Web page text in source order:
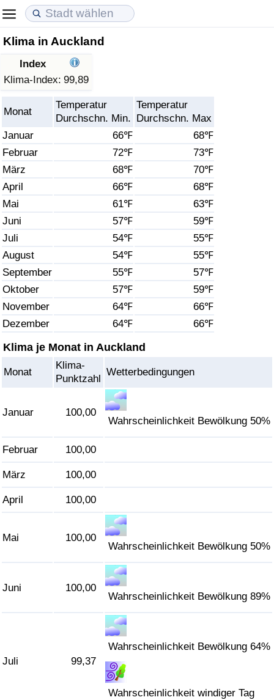
Klima in Auckland
Index
Klima-Index: 99,89
Monat
Temperatur
Durchschn. Min.
Temperatur
Durchschn. Max
Januar
66℉
68℉
Februar
72℉
73℉
März
68℉
70℉
April
66℉
68℉
Mai
61℉
63℉
Juni
57℉
59℉
Juli
54℉
55℉
August
54℉
55℉
September
55℉
57℉
Oktober
57℉
59℉
November
64℉
66℉
Dezember
64℉ 66℉
Klima je Monat in Auckland
Monat
Klima-
Punktzahl
Wetterbedingungen
Januar 100,00
Wahrscheinlichkeit Bewölkung 50%
Februar 100,00
März 100,00
April 100,00
Mai 100,00
Wahrscheinlichkeit Bewölkung 50%
Juni 100,00
Wahrscheinlichkeit Bewölkung 89%
Juli 99,37
Wahrscheinlichkeit Bewölkung 64%
Wahrscheinlichkeit windiger Tag
Lebenshaltungskosten
Lebenshaltungskosten-Index (aktuell)
Lebenshaltungskosten-Index
Lebenshaltungskosten-Index nach Land
in Akaba
Immobilienpreise
Immobilienpreis-Index (aktuell)
Immobilienpreis-Index
Immobilienpreis-Index nach Land
Lebensqualität
Lebensqualität-Index
Lebensqualität-Index (aktuell)
Lebensqualitätsindex nach Land
Kriminalität
Kriminalitäts-Index (aktuell)
Kriminalitäts-Index
Kriminalitätsindex nach Land
Gesundheitsversorgung
Gesundheitsversorgungs-Index (aktuell)
Gesundheitsversorgungs-Index nach Land
Umweltverschmutzung
Umweltverschmutzungs-Index (aktuell)
Verschmutzungsindex
Umweltverschmutzungs-Index nach Land
Verkehr
Verkehrs-Index nach Land